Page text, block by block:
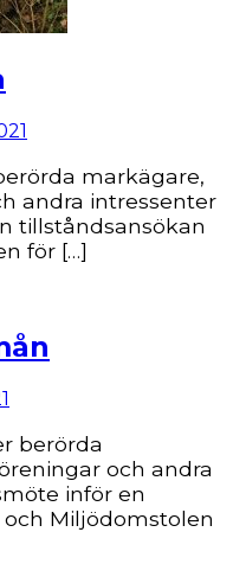
markägare,
andra intressenter
tillståndsansökan
för […]
berörda
och andra
inför en
Miljödomstolen